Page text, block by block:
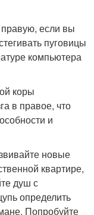
правую, если вы
пуговицы
компьютера
коры
в правое, что
и
новые
квартире,
душ с
определить
Попробуйте